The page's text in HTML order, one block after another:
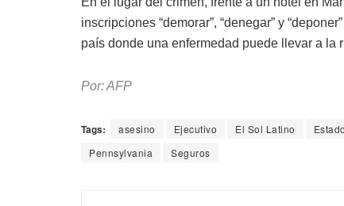
inscripciones “demorar”, “denegar” y
país donde una enfermedad puede llevar a la
Por: AFP
Tags: asesino Ejecutivo El Sol Latino
Pennsylvania
Seguros